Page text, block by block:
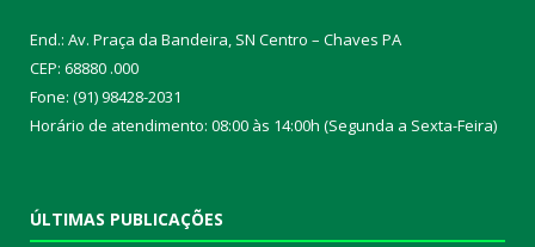
End.: Av. Praça da Bandeira, SN Centro – Chaves PA
CEP: 68880 .000
Fone: (91) 98428-2031
Horário de atendimento: 08:00 às 14:00h (Segunda a Sexta-Feira)
ÚLTIMAS PUBLICAÇÕES